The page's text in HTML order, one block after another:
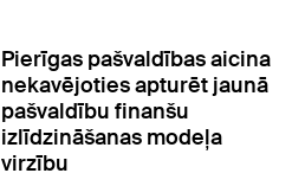
Pierīgas pašvaldības aicina
nekavējoties apturēt jaunā
pašvaldību finanšu
izlīdzināšanas modeļa
virzību